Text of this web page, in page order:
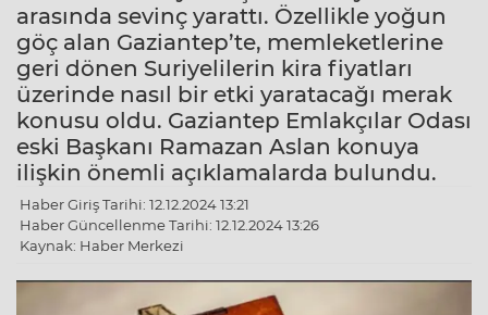
arasında sevinç yarattı. Özellikle yoğun
göç alan Gaziantep’te, memleketlerine
geri dönen Suriyelilerin kira fiyatları
üzerinde nasıl bir etki yaratacağı merak
konusu oldu. Gaziantep Emlakçılar Odası
eski Başkanı Ramazan Aslan konuya
ilişkin önemli açıklamalarda bulundu.
Haber Giriş Tarihi: 12.12.2024 13:21
Haber Güncellenme Tarihi: 12.12.2024 13:26
Kaynak: Haber Merkezi